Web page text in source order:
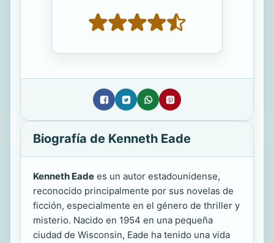
Biografía de Kenneth Eade
Kenneth Eade es un autor estadounidense,
reconocido principalmente por sus novelas de
ficción, especialmente en el género de thriller y
misterio. Nacido en 1954 en una pequeña
ciudad de Wisconsin, Eade ha tenido una vida